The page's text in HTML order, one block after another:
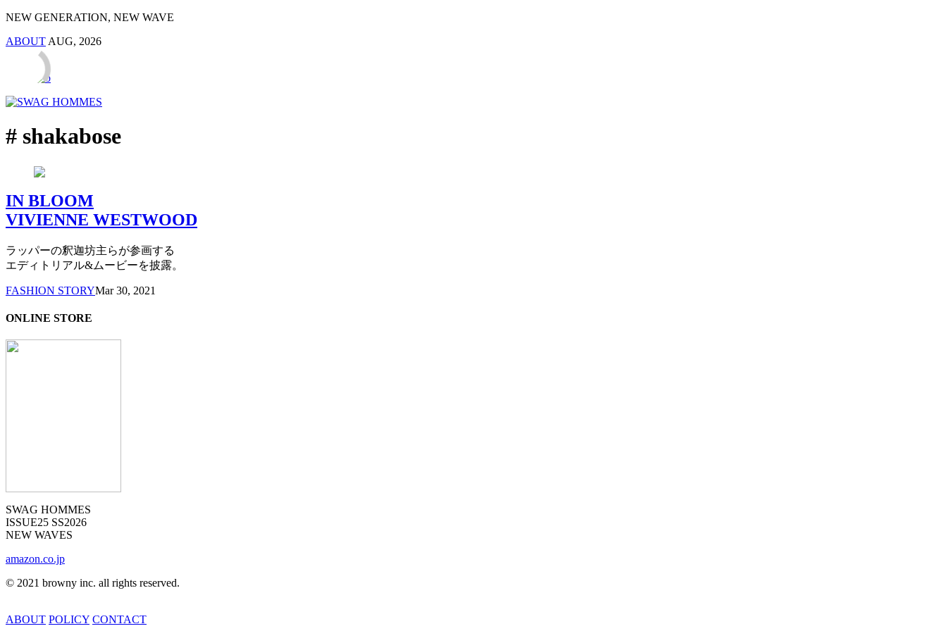
NEW GENERATION, NEW WAVE
ABOUT AUG, 2026
# shakabose
IN BLOOM
VIVIENNE WESTWOOD
ラッパーの釈迦坊主らが参画する
エディトリアル&ムービーを披露。
FASHION STORYMar 30, 2021
ONLINE STORE
SWAG HOMMES
ISSUE25 SS2026
NEW WAVES
amazon.co.jp
©︎ 2021 browny inc. all rights reserved.
ABOUT POLICY CONTACT